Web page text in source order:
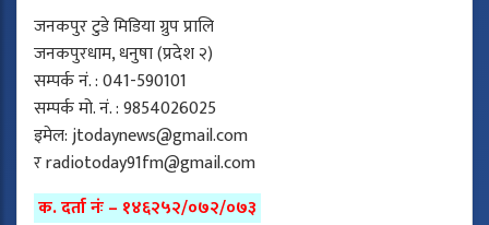
जनकपुर टुडे मिडिया ग्रुप प्रालि
जनकपुरधाम, धनुषा (प्रदेश २)
सम्पर्क नं. : 041-590101
सम्पर्क मो. नं. : 9854026025
इमेल:jtodaynews@gmail.com
रradiotoday91fm@gmail.com
क. दर्ता नंः – १४६२५२/०७२/०७३